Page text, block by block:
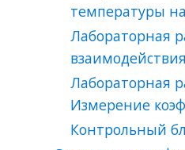
температуры
Лабораторная
Лабораторная
Измерение
Контрольный